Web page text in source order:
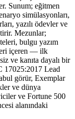
Sunum; eğitmen
simülasyonları,
yazılı ödevler ve
Mezunlar;
bulgu yazım
içeren — ilk
ve kanıta dayalı bir
17025:2017 Lead
görür, Exemplar
ve dünya
ve Fortune 500
alanındaki